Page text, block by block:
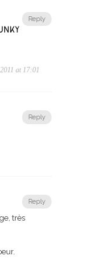
Reply
at 17:01
Reply
Reply
très